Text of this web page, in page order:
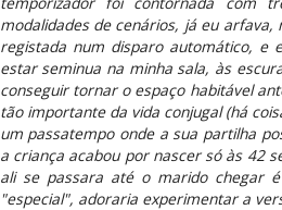
modalidades de cenários, já eu
registada num disparo automático, e
estar seminua na minha sala, às
conseguir tornar o espaço habitável
tão importante da vida conjugal (há
um passatempo onde a sua partilha
a criança acabou por nascer só às 42
ali se passara até o marido chegar
"especial", adoraria experimentar a